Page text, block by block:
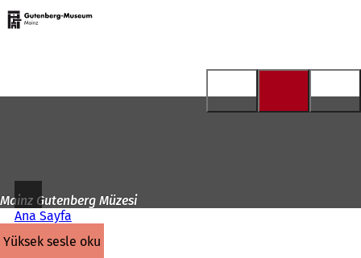
İçeriğe atla
Ana
sayfaya
Mainz Gutenberg Müzesi
Ana Sayfa
yüksek sesle oku